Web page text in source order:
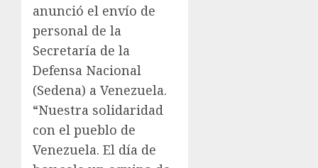
anunció el envío de
personal de la
Secretaría de la
Defensa Nacional
(Sedena) a Venezuela.
“Nuestra solidaridad
con el pueblo de
Venezuela. El día de